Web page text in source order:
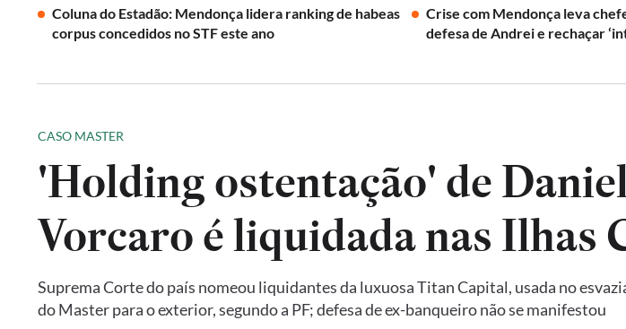
Coluna do Estadão: Mendonça lidera ranking de habeas
corpus concedidos no STF este ano
Crise com Mendonça leva
defesa de Andrei e rechaçar
CASO MASTER
'Holding ostentação' de
Vorcaro é liquidada nas Ilhas
Suprema Corte do país nomeou liquidantes da luxuosa Titan Capital, usada no
do Master para o exterior, segundo a PF; defesa de ex-banqueiro não se manifestou